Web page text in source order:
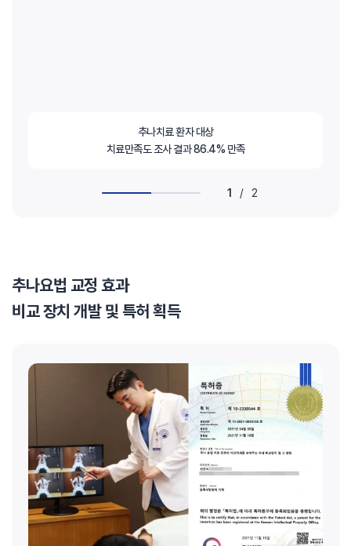
추나치료 환자 대상
치료만족도 조사 결과 86.4% 만족
1 / 2
추나요법 교정 효과
비교 장치 개발 및 특허 획득